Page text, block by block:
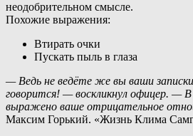
неодобрительном смысле.
Похожие выражения:
Втирать очки
Пускать пыль в глаза
— Ведь не ведёте же вы ваши записки
говорится! — воскликнул офицер. — В
выражено ваше отрицательное
Максим Горький. «Жизнь Клима